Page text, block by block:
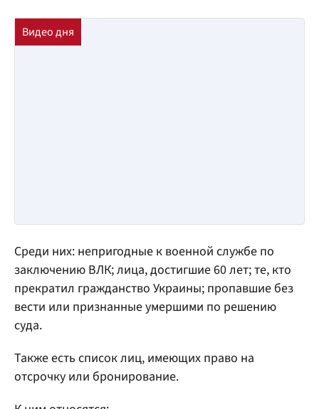
Среди них: непригодные к военной службе по
заключению ВЛК; лица, достигшие 60 лет; те, кто
прекратил гражданство Украины; пропавшие без
вести или признанные умершими по решению
суда.
Также есть список лиц, имеющих право на
отсрочку или бронирование.